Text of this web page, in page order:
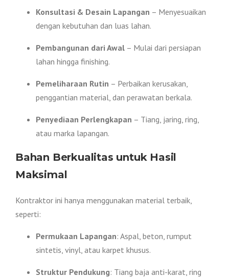
Konsultasi & Desain Lapangan – Menyesuaikan
dengan kebutuhan dan luas lahan.
Pembangunan dari Awal – Mulai dari persiapan
lahan hingga finishing.
Pemeliharaan Rutin – Perbaikan kerusakan,
penggantian material, dan perawatan berkala.
Penyediaan Perlengkapan – Tiang, jaring, ring,
atau marka lapangan.
Bahan Berkualitas untuk Hasil
Maksimal
Kontraktor ini hanya menggunakan material terbaik,
seperti:
Permukaan Lapangan: Aspal, beton, rumput
sintetis, vinyl, atau karpet khusus.
Struktur Pendukung: Tiang baja anti-karat, ring